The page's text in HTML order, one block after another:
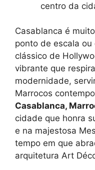
centro da
Casablanca é
ponto de escala
clássico de
vibrante que
modernidade,
Marrocos
Casablanca,
cidade que honra
e na majestosa
tempo em que
arquitetura Art